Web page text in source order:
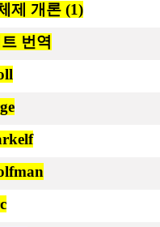
제 개론 (1)
번역